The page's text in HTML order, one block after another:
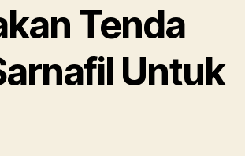
Tenda
Untuk